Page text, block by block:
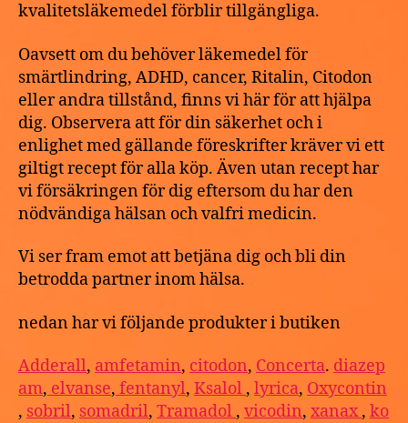
kvalitetsläkemedel förblir tillgängliga.
Oavsett om du behöver läkemedel för
smärtlindring, ADHD, cancer, Ritalin, Citodon
eller andra tillstånd, finns vi här för att hjälpa
dig. Observera att för din säkerhet och i
enlighet med gällande föreskrifter kräver vi ett
giltigt recept för alla köp. Även utan recept har
vi försäkringen för dig eftersom du har den
nödvändiga hälsan och valfri medicin.
Vi ser fram emot att betjäna dig och bli din
betrodda partner inom hälsa.
nedan har vi följande produkter i butiken
Adderall, amfetamin, citodon, Concerta. diazep
am, elvanse, fentanyl, Ksalol , lyrica, Oxycontin
, sobril, somadril, Tramadol , vicodin, xanax, ko